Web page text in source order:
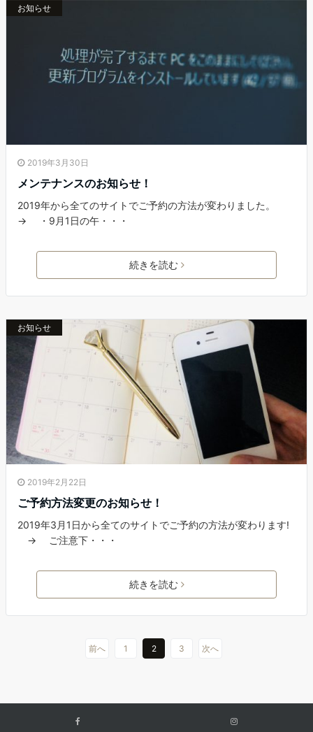
お知らせ
2019年3月30日
メンテナンスのお知らせ！
2019年から全てのサイトでご予約の方法が変わりました。
→ ・9月1日の午・・・
続きを読む
お知らせ
2019年2月22日
ご予約方法変更のお知らせ！
2019年3月1日から全てのサイトでご予約の方法が変わります!
→ ご注意下・・・
続きを読む
前へ 1 2 3 次へ